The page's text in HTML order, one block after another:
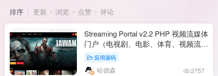
排序 更新 浏览 点赞 评论
Streaming Portal v2.2 PHP 视频流媒体
门户（电视剧、电影、体育、视频流、
直播电视）VideoStreaming Portal v2.2
应用源码
哈德森 2757